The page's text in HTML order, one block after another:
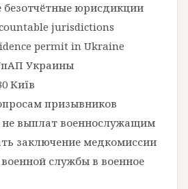
безотчётные юрисдикции
jurisdictions
permit in Ukraine
Украины
Київ
призывников
выплат военнослужащим
заключение медкомиссии
службы в военное